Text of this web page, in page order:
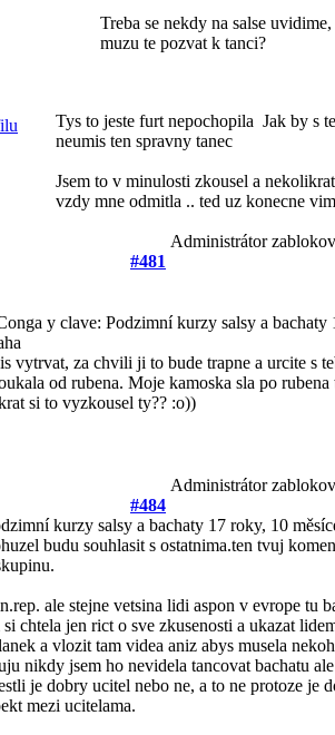
Treba se nekdy na salse
muzu te pozvat k tanci?
Tys to jeste furt nepochopila Jak by s
neumis ten spravny tanec
Jsem to v minulosti zkousel a
vzdy mne odmitla .. ted uz konecne
Administrátor
#481
y clave: Podzimní kurzy salsy a bachaty
vytrvat, za chvili ji to bude trapne a urcite s
od rubena. Moje kamoska sla po
si to vyzkousel ty?? :o))
Administrátor
#484
kurzy salsy a bachaty 17 roky, 10
budu souhlasit s ostatnima.ten tvuj
ale stejne vetsina lidi aspon v evrope tu
chtela jen rict o sve zkusenosti a ukazat
a vlozit tam videa aniz abys musela
nikdy jsem ho nevidela tancovat bachatu
je dobry ucitel nebo ne, a to ne protoze je
mezi ucitelama.